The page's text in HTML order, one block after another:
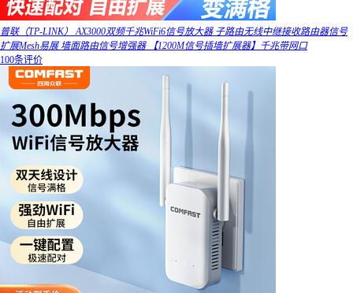
普联（TP-LINK） AX3000双频千兆WiFi6信号放大器 子路由无线中继接收路由器信号
扩展Mesh易展 墙面路由信号增强器 【1200M信号插墙扩展器】千兆带网口
100条评价